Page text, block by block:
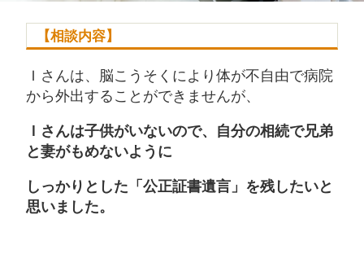
【相談内容】
Ｉさんは、脳こうそくにより体が不自由で病院
から外出することができませんが、
Ｉさんは子供がいないので、自分の相続で兄弟
と妻がもめないように
しっかりとした「公正証書遺言」を残したいと
思いました。